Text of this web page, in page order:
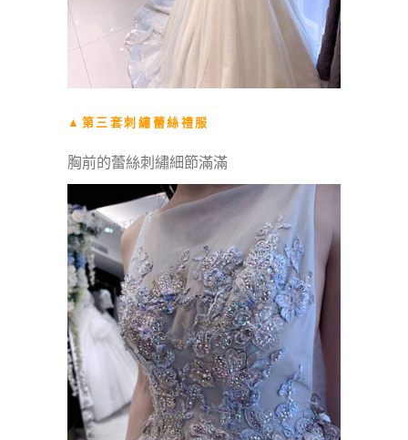
▲第三套刺繡蕾絲禮服
胸前的蕾絲刺繡細節滿滿